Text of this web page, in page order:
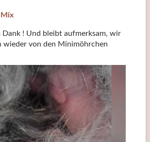
Dank ! Und bleibt aufmerksam, wir
wieder von den Minimöhrchen